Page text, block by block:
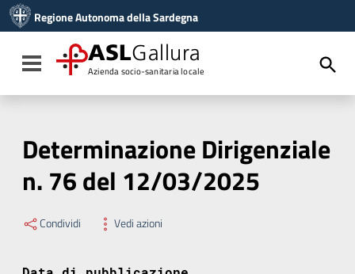
Vai al menu di navigazione
Vai al footer
Regione Autonoma della Sardegna
Toggle navigation
ASLGallura
Azienda socio-sanitaria locale
Determinazione Dirigenziale
n. 76 del 12/03/2025
Condividi Vedi azioni